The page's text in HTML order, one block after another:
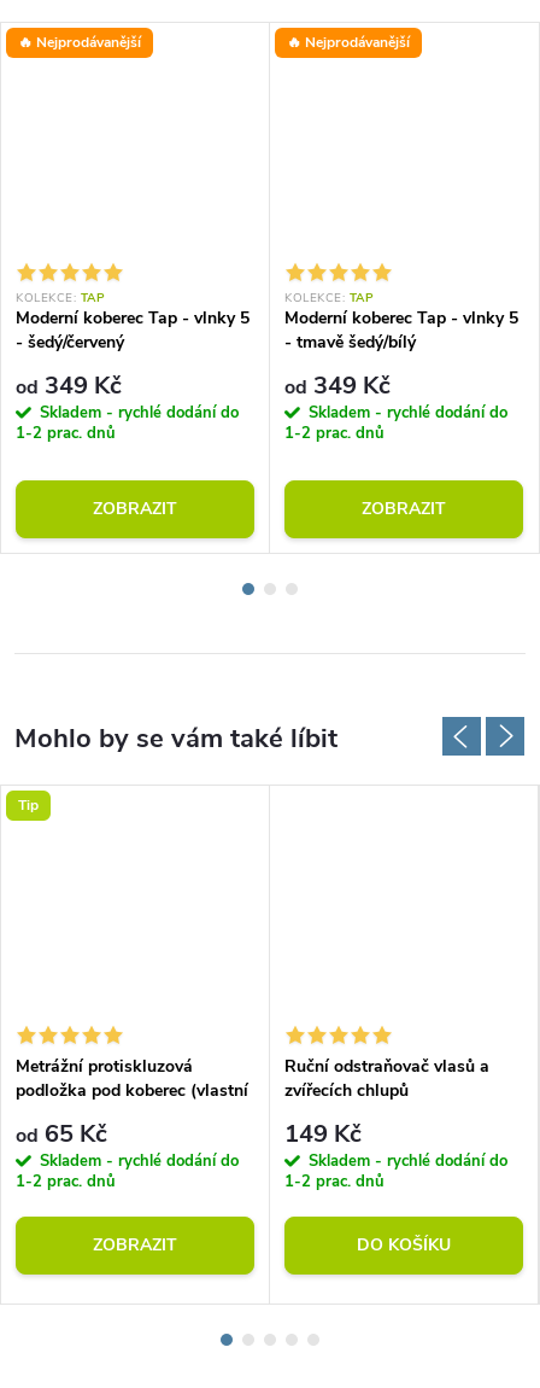
🔥 Nejprodávanější
KOLEKCE: TAP
Moderní koberec Tap - vlnky 5
- šedý/červený
od 349 Kč
Skladem - rychlé dodání do
1-2 prac. dnů
ZOBRAZIT
🔥 Nejprodávanější
KOLEKCE: TAP
Moderní koberec Tap - vlnky 5
- tmavě šedý/bílý
od 349 Kč
Skladem - rychlé dodání do
1-2 prac. dnů
ZOBRAZIT
Tip
Metrážní protiskluzová
podložka pod koberec (vlastní
od 65 Kč
Skladem - rychlé dodání do
1-2 prac. dnů
ZOBRAZIT
Ruční odstraňovač vlasů a
zvířecích chlupů
149 Kč
Skladem - rychlé dodání do
1-2 prac. dnů
DO KOŠÍKU